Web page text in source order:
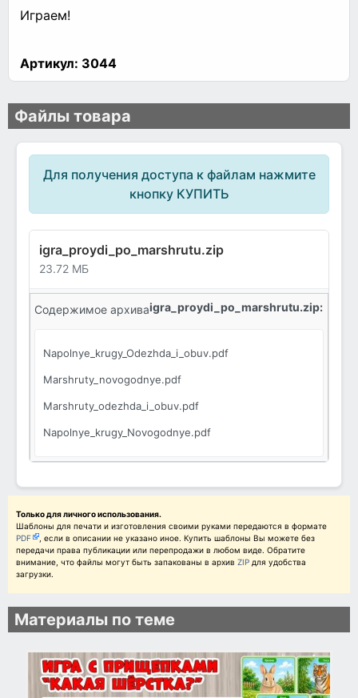
Играем!
Артикул: 3044
Файлы товара
Для получения доступа к файлам нажмите
кнопку КУПИТЬ
igra_proydi_po_marshrutu.zip
23.72 МБ
Содержимое архиваigra_proydi_po_marshrutu.zip:
Napolnye_krugy_Odezhda_i_obuv.pdf
Marshruty_novogodnye.pdf
Marshruty_odezhda_i_obuv.pdf
Napolnye_krugy_Novogodnye.pdf
Только для личного использования.
Шаблоны для печати и изготовления своими руками передаются в формате
PDF
, если в описании не указано иное. Купить шаблоны Вы можете без
передачи права публикации или перепродажи в любом виде. Обратите
внимание, что файлы могут быть запакованы в архив ZIP для удобства
загрузки.
Материалы по теме